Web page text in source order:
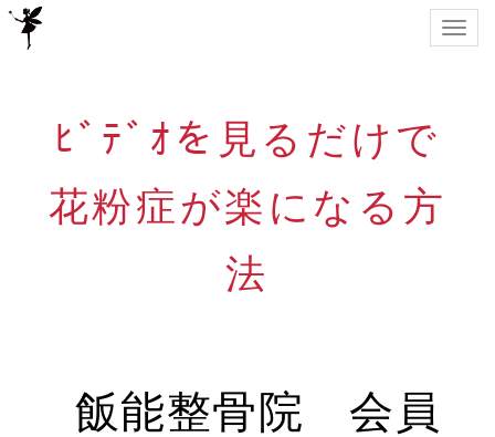
ﾋﾞﾃﾞｵを見るだけで
花粉症が楽になる方
法
飯能整骨院 会員